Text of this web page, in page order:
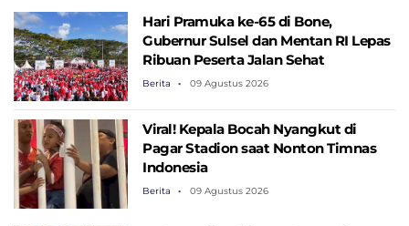
Hari Pramuka ke-65 di Bone,
Gubernur Sulsel dan Mentan RI Lepas
Ribuan Peserta Jalan Sehat
Berita 09 Agustus 2026
Viral! Kepala Bocah Nyangkut di
Pagar Stadion saat Nonton Timnas
Indonesia
Berita 09 Agustus 2026